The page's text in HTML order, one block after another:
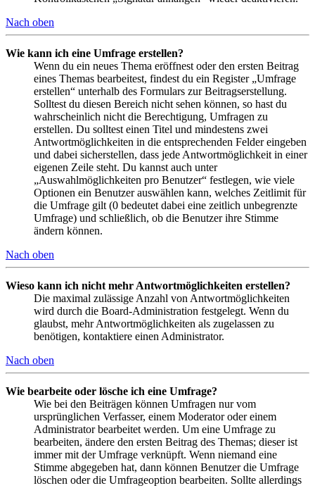
Nach oben
Wie kann ich eine Umfrage erstellen?
Wenn du ein neues Thema eröffnest oder den ersten Beitrag
eines Themas bearbeitest, findest du ein Register „Umfrage
erstellen“ unterhalb des Formulars zur Beitragserstellung.
Solltest du diesen Bereich nicht sehen können, so hast du
wahrscheinlich nicht die Berechtigung, Umfragen zu
erstellen. Du solltest einen Titel und mindestens zwei
Antwortmöglichkeiten in die entsprechenden Felder eingeben
und dabei sicherstellen, dass jede Antwortmöglichkeit in einer
eigenen Zeile steht. Du kannst auch unter
„Auswahlmöglichkeiten pro Benutzer“ festlegen, wie viele
Optionen ein Benutzer auswählen kann, welches Zeitlimit für
die Umfrage gilt (0 bedeutet dabei eine zeitlich unbegrenzte
Umfrage) und schließlich, ob die Benutzer ihre Stimme
ändern können.
Nach oben
Wieso kann ich nicht mehr Antwortmöglichkeiten erstellen?
Die maximal zulässige Anzahl von Antwortmöglichkeiten
wird durch die Board-Administration festgelegt. Wenn du
glaubst, mehr Antwortmöglichkeiten als zugelassen zu
benötigen, kontaktiere einen Administrator.
Nach oben
Wie bearbeite oder lösche ich eine Umfrage?
Wie bei den Beiträgen können Umfragen nur vom
ursprünglichen Verfasser, einem Moderator oder einem
Administrator bearbeitet werden. Um eine Umfrage zu
bearbeiten, ändere den ersten Beitrag des Themas; dieser ist
immer mit der Umfrage verknüpft. Wenn niemand eine
Stimme abgegeben hat, dann können Benutzer die Umfrage
löschen oder die Umfrageoption bearbeiten. Sollte allerdings